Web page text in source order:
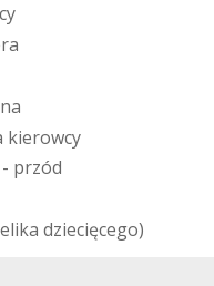
cy
ra
na
kierowcy
- przód
elika dziecięcego)